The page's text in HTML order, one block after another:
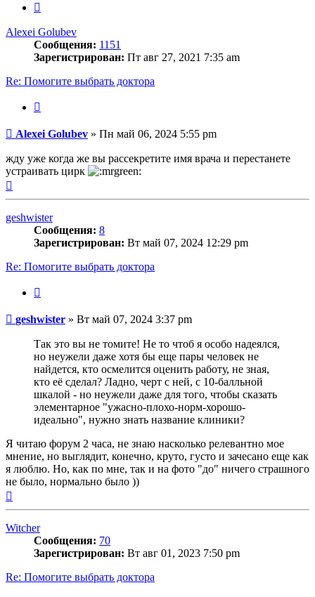
Alexei Golubev
Сообщения: 1151
Зарегистрирован: Пт авг 27, 2021 7:35 am
Re: Помогите выбрать доктора
Сообщение
Alexei Golubev » Пн май 06, 2024 5:55 pm
жду уже когда же вы рассекретите имя врача и перестанете
устраивать цирк
geshwister
Сообщения: 8
Зарегистрирован: Вт май 07, 2024 12:29 pm
Re: Помогите выбрать доктора
Сообщение
geshwister » Вт май 07, 2024 3:37 pm
Так это вы не томите! Не то чтоб я особо надеялся,
но неужели даже хотя бы еще пары человек не
найдется, кто осмелится оценить работу, не зная,
кто её сделал? Ладно, черт с ней, с 10-балльной
шкалой - но неужели даже для того, чтобы сказать
элементарное "ужасно-плохо-норм-хорошо-
идеально", нужно знать название клиники?
Я читаю форум 2 часа, не знаю насколько релевантно мое
мнение, но выглядит, конечно, круто, густо и зачесано еще как
я люблю. Но, как по мне, так и на фото "до" ничего страшного
не было, нормально было ))
Witcher
Сообщения: 70
Зарегистрирован: Вт авг 01, 2023 7:50 pm
Re: Помогите выбрать доктора